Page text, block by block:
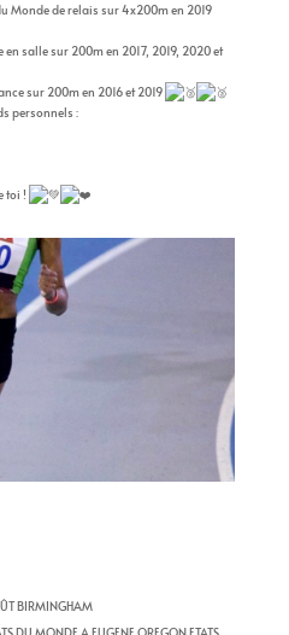
Monde de relais sur 4x200m en 2019
salle sur 200m en 2017, 2019, 2020 et
sur 200m en 2016 et 2019
personnels :
toi !
BIRMINGHAM